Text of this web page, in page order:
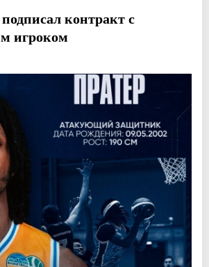
контракт с
игроком